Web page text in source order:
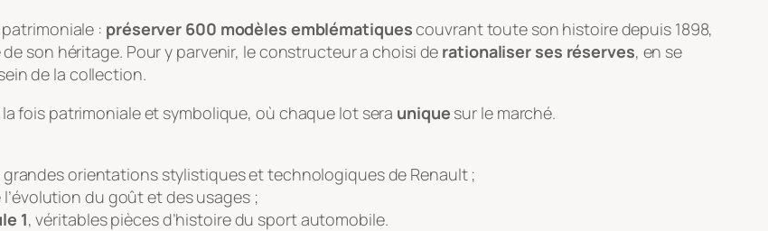
: préserver 600 modèles emblématiquescouvrant toute son histoire depuis 1898,
son héritage. Pour y parvenir, le constructeur a choisi de rationaliser ses réserves, en se
de la collection.
fois patrimoniale et symbolique, où chaque lot sera unique sur le marché.
orientations stylistiques et technologiques de Renault ;
du goût et des usages ;
1, véritables pièces d’histoire du sport automobile.